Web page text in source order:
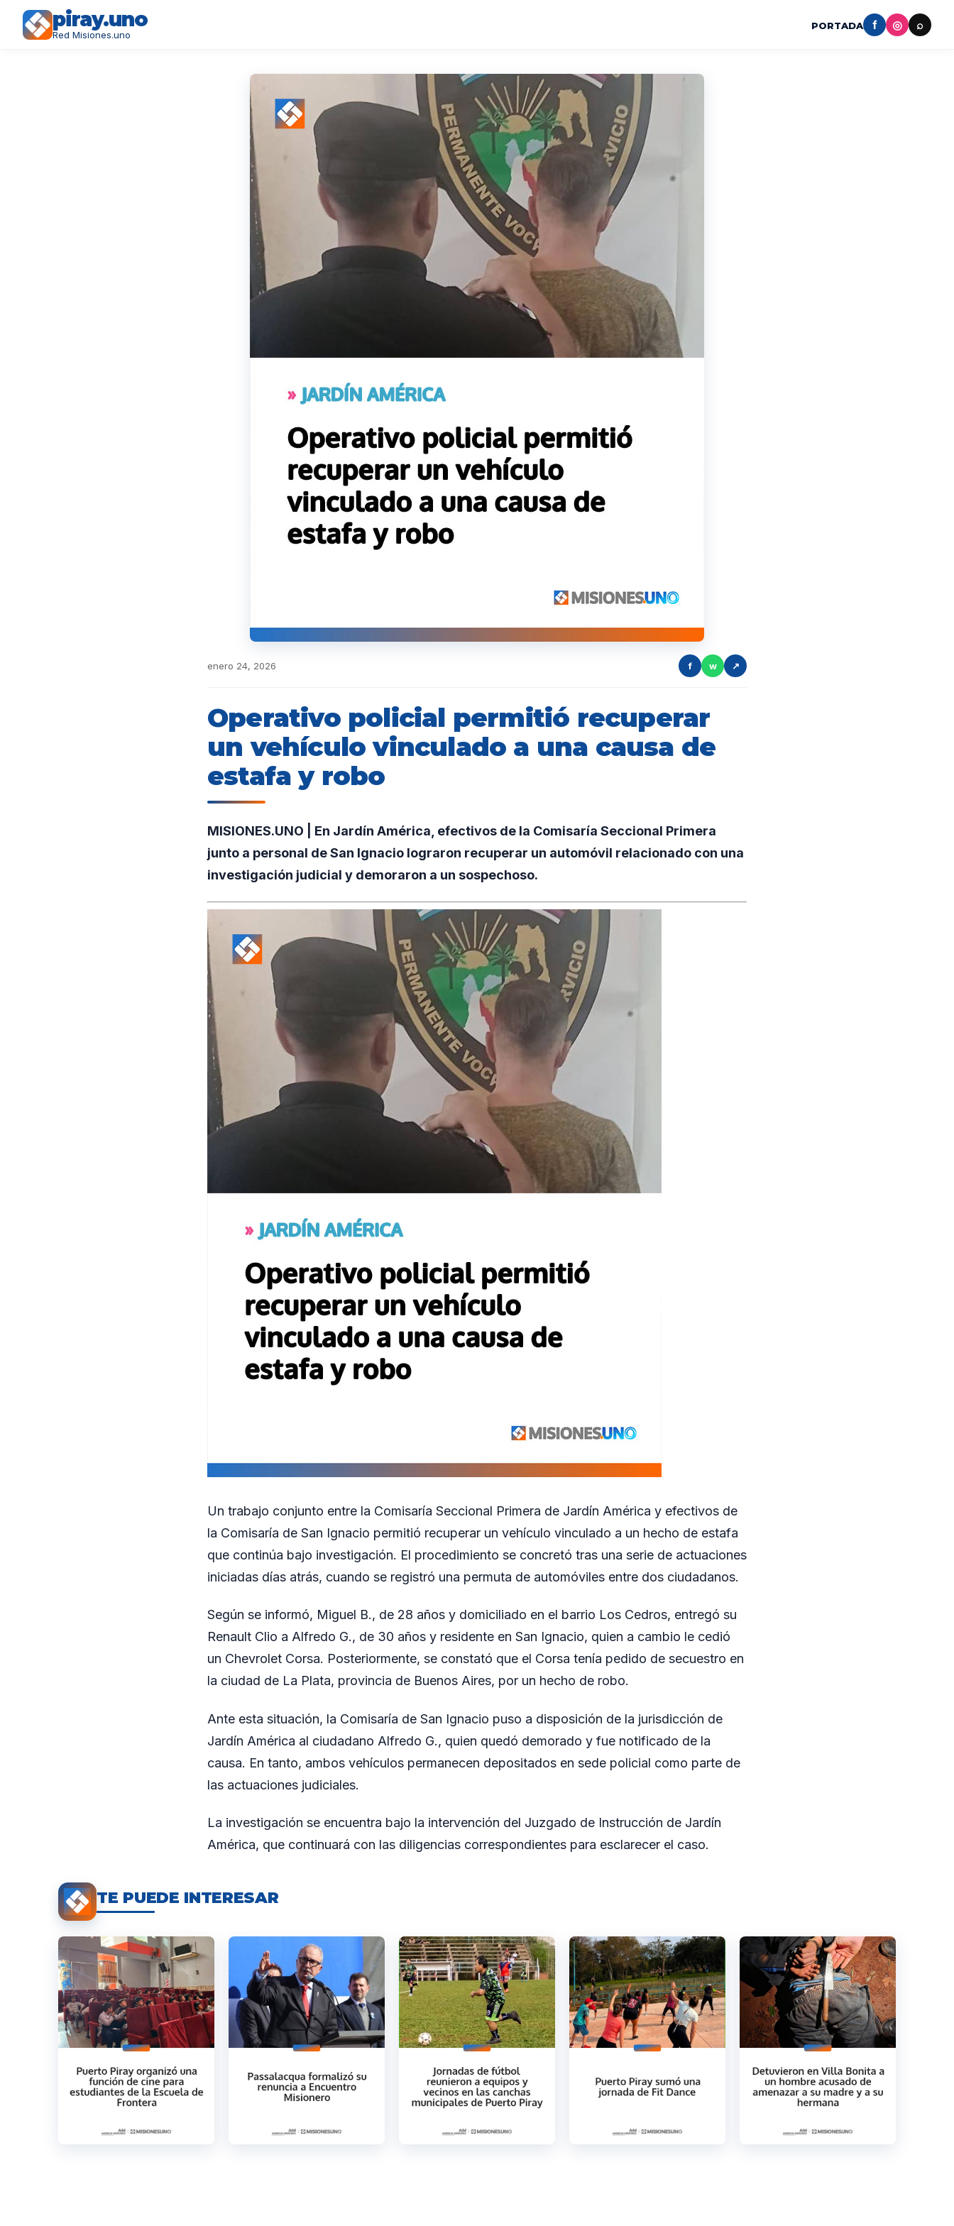
piray.uno
Red Misiones.uno
PORTADA f ◎ ⌕
enero 24, 2026 f w ↗
Operativo policial permitió recuperar
un vehículo vinculado a una causa de
estafa y robo
MISIONES.UNO | En Jardín América, efectivos de la Comisaría Seccional Primera
junto a personal de San Ignacio lograron recuperar un automóvil relacionado con una
investigación judicial y demoraron a un sospechoso.
Un trabajo conjunto entre la Comisaría Seccional Primera de Jardín América y efectivos de
la Comisaría de San Ignacio permitió recuperar un vehículo vinculado a un hecho de estafa
que continúa bajo investigación. El procedimiento se concretó tras una serie de actuaciones
iniciadas días atrás, cuando se registró una permuta de automóviles entre dos ciudadanos.
Según se informó, Miguel B., de 28 años y domiciliado en el barrio Los Cedros, entregó su
Renault Clio a Alfredo G., de 30 años y residente en San Ignacio, quien a cambio le cedió
un Chevrolet Corsa. Posteriormente, se constató que el Corsa tenía pedido de secuestro en
la ciudad de La Plata, provincia de Buenos Aires, por un hecho de robo.
Ante esta situación, la Comisaría de San Ignacio puso a disposición de la jurisdicción de
Jardín América al ciudadano Alfredo G., quien quedó demorado y fue notificado de la
causa. En tanto, ambos vehículos permanecen depositados en sede policial como parte de
las actuaciones judiciales.
La investigación se encuentra bajo la intervención del Juzgado de Instrucción de Jardín
América, que continuará con las diligencias correspondientes para esclarecer el caso.
TE PUEDE INTERESAR